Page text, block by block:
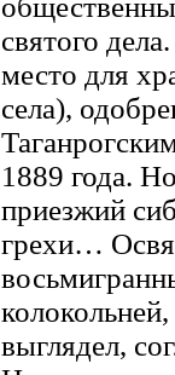
святого
место для
села),
1889 года.
приезжий
грехи…
выглядел,